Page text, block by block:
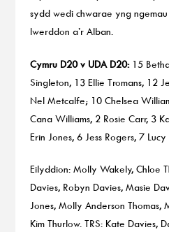
sydd wedi chwarae yng
Iwerddon a’r Alban.
Cymru D20 v UDA D20: 15
Singleton, 13 Ellie Tromans, 12
Nel Metcalfe; 10 Chelsea
Cana Williams, 2 Rosie Carr, 3
Erin Jones, 6 Jess Rogers, 7
Eilyddion: Molly Wakely, Chloe
Davies, Robyn Davies, Masie
Jones, Molly Anderson Thomas,
Kim Thurlow. TRS: Kate Davies,